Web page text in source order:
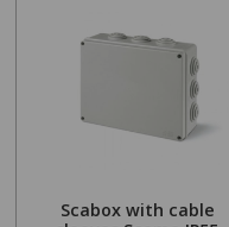
Scabox with cable